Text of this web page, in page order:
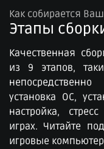
Как собирается
Этапы
Качественная
из 9 этапов,
установка ОС,
настройка,
играх. Читайте
игровые